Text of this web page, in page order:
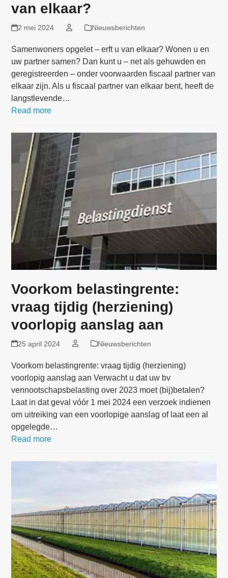
van elkaar?
2 mei 2024 Nieuwsberichten
Samenwoners opgelet – erft u van elkaar? Wonen u en
uw partner samen? Dan kunt u – net als gehuwden en
geregistreerden – onder voorwaarden fiscaal partner van
elkaar zijn. Als u fiscaal partner van elkaar bent, heeft de
langstlevende…
Read more
Voorkom belastingrente:
vraag tijdig (herziening)
voorlopig aanslag aan
25 april 2024 Nieuwsberichten
Voorkom belastingrente: vraag tijdig (herziening)
voorlopig aanslag aan Verwacht u dat uw bv
vennootschapsbelasting over 2023 moet (bij)betalen?
Laat in dat geval vóór 1 mei 2024 een verzoek indienen
om uitreiking van een voorlopige aanslag of laat een al
opgelegde…
Read more